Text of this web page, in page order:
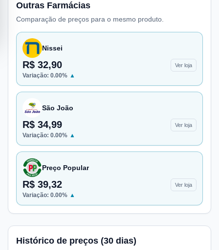
Outras Farmácias
Comparação de preços para o mesmo produto.
Nissei
R$ 32,90 Ver loja
Variação: 0.00% ▲
São João
R$ 34,99 Ver loja
Variação: 0.00% ▲
Preço Popular
R$ 39,32 Ver loja
Variação: 0.00% ▲
Histórico de preços (30 dias)